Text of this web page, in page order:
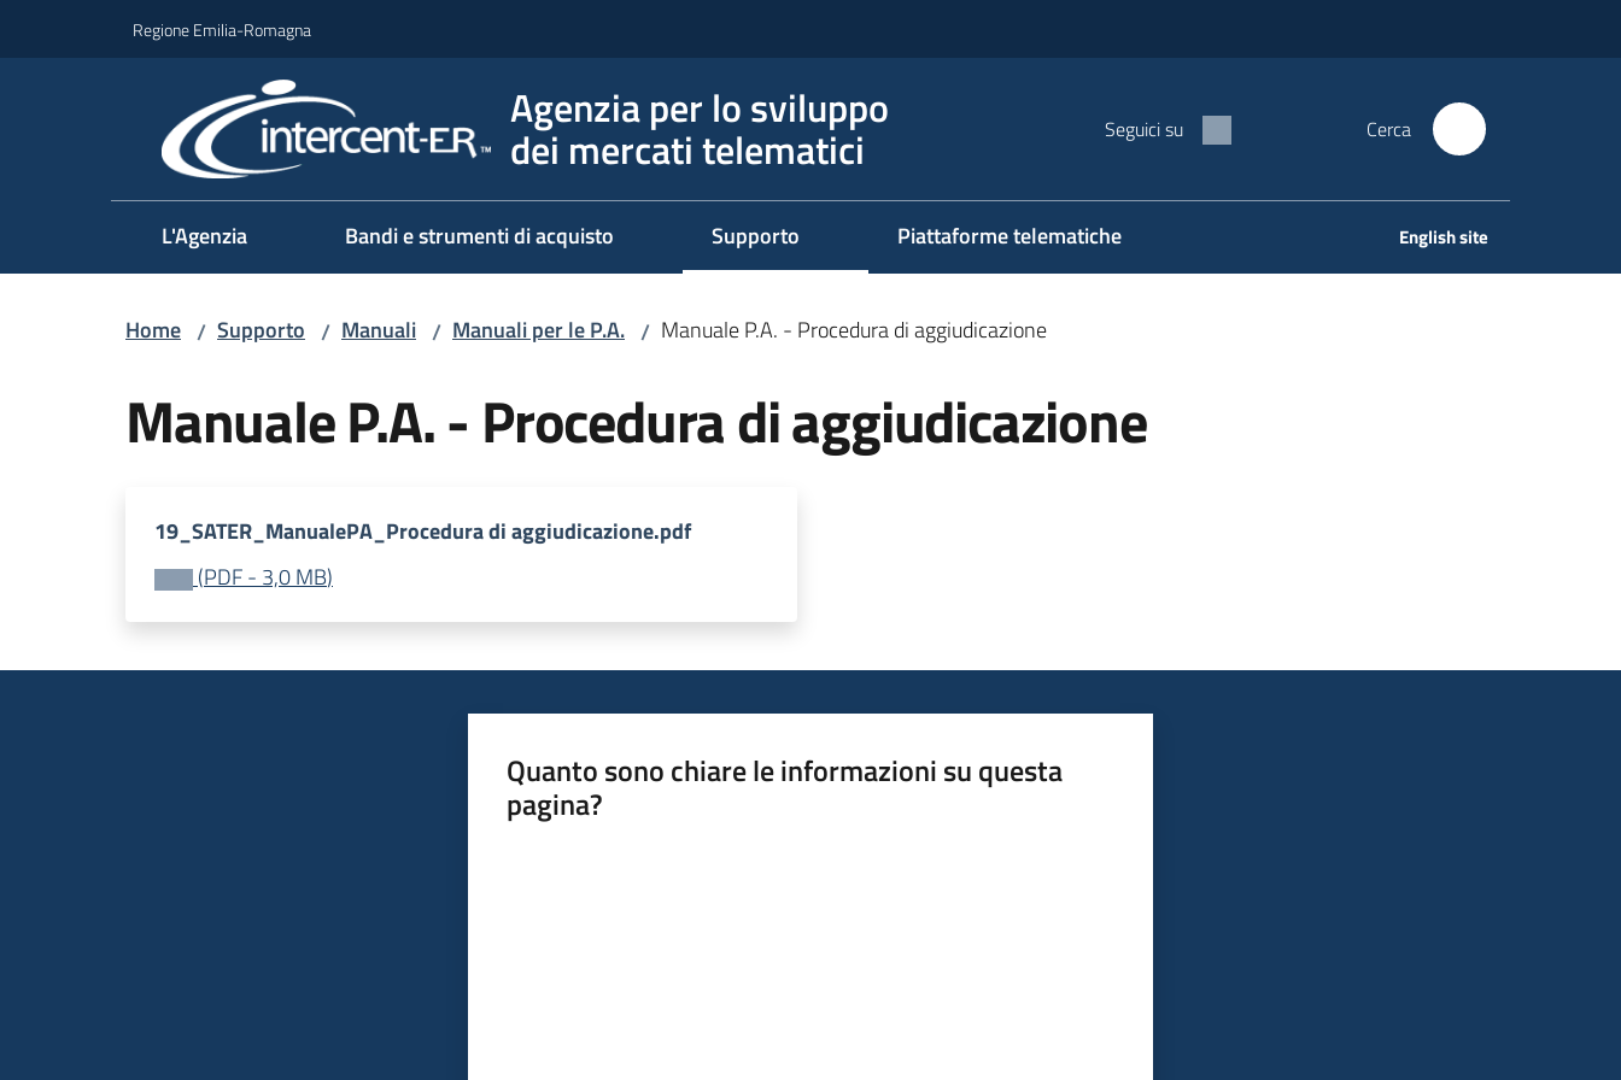
Regione Emilia-Romagna
Agenzia per lo sviluppo
dei mercati telematici Seguici su Cerca
L'Agenzia Bandi e strumenti di acquisto Supporto Piattaforme telematiche English site
Home / Supporto / Manuali / Manuali per le P.A. / Manuale P.A. - Procedura di aggiudicazione
Manuale P.A. - Procedura di aggiudicazione
19_SATER_ManualePA_Procedura di aggiudicazione.pdf
(PDF- 3,0 MB)
Quanto sono chiare le informazioni su questa
pagina?